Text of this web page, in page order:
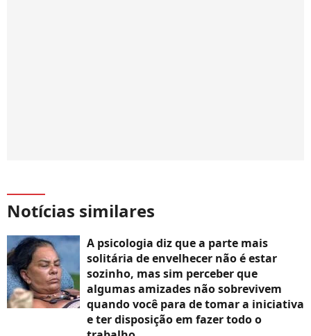
Notícias similares
A psicologia diz que a parte mais
solitária de envelhecer não é estar
sozinho, mas sim perceber que
algumas amizades não sobrevivem
quando você para de tomar a iniciativa
e ter disposição em fazer todo o